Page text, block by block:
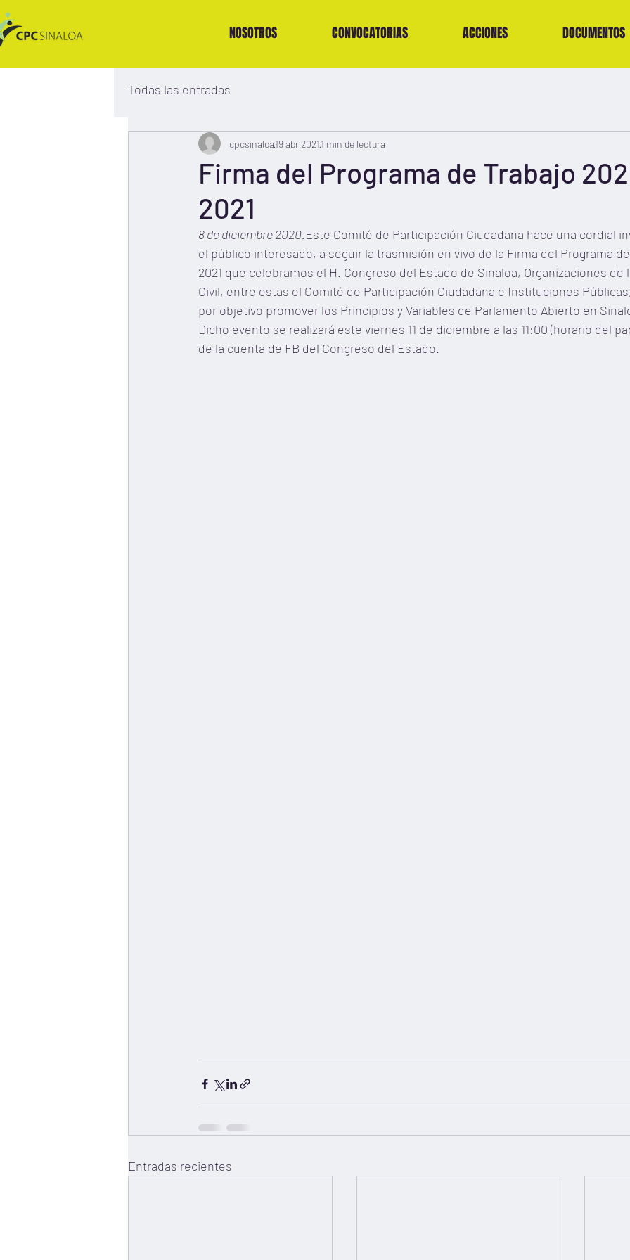
NOSOTROS CONVOCATORIAS ACCIONES DOCUMENTOS
Todas las entradas
Firma del Programa de Trabajo
2021
cpcsinaloa19 abr 20211 min de lectura
8 de diciembre 2020.Este Comité de Participación Ciudadana hace una cordial
el público interesado, a seguir la trasmisión en vivo de la Firma del Programa
2021 que celebramos el H. Congreso del Estado de Sinaloa, Organizaciones de
Civil, entre estas el Comité de Participación Ciudadana e Instituciones
por objetivo promover los Principios y Variables de Parlamento Abierto en
Dicho evento se realizará este viernes 11 de diciembre a las 11:00 (horario del
de la cuenta de FB del Congreso del Estado.
Entradas recientes